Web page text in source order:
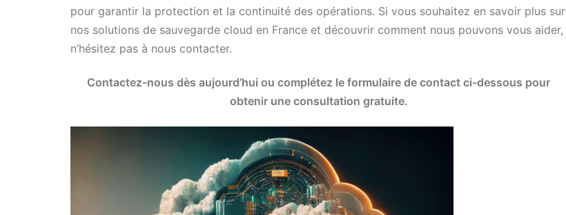
pour garantir la protection et la continuité des opérations. Si vous souhaitez en savoir plus sur
nos solutions de sauvegarde cloud en France et découvrir comment nous pouvons vous aider,
n’hésitez pas à nous contacter.
Contactez-nous dès aujourd’hui ou complétez le formulaire de contact ci-dessous pour
obtenir une consultation gratuite.